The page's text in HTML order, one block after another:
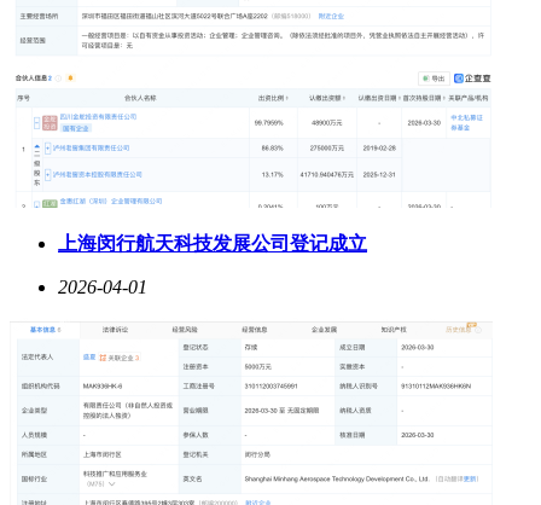
上海闵行航天科技发展公司登记成立
2026-04-01